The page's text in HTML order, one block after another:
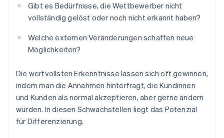
Gibt es Bedürfnisse, die Wettbewerber nicht
vollständig gelöst oder noch nicht erkannt haben?
Welche externen Veränderungen schaffen neue
Möglichkeiten?
Die wertvollsten Erkenntnisse lassen sich oft gewinnen,
indem man die Annahmen hinterfragt, die Kundinnen
und Kunden als normal akzeptieren, aber gerne ändern
würden. In diesen Schwachstellen liegt das Potenzial
für Differenzierung.